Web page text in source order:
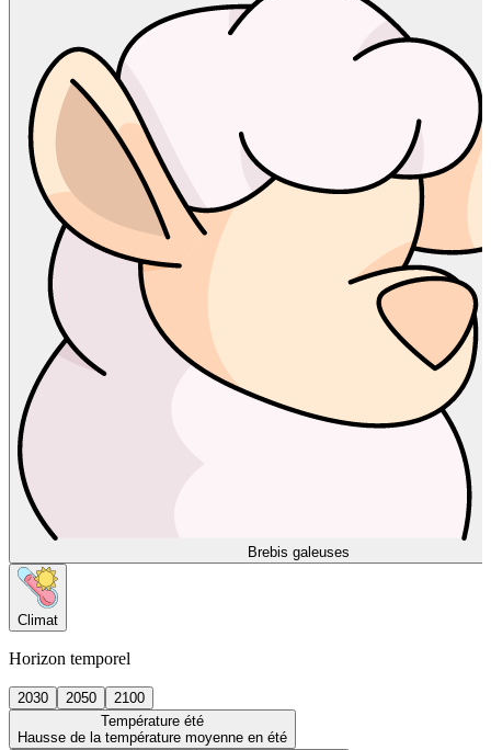
Brebis galeuses
Climat
Horizon temporel
2030 2050
2100
Température été
Hausse de la température moyenne en été